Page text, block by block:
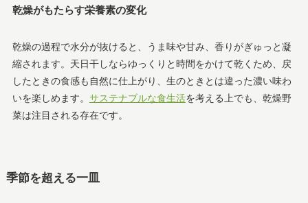
乾燥がもたらす栄養素の変化
乾燥の過程で水分が抜けると、うま味や甘み、香りがぎゅっと凝
縮されます。天日干しならゆっくりと時間をかけて乾くため、戻
したときの食感も自然に仕上がり、生のときとは違った濃い味わ
いを楽しめます。 サステナブルな食生活を考える上でも、乾燥野
菜は注目される存在です。
季節を超える一皿